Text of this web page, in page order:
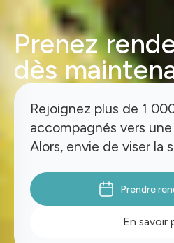
Prenez
dès
Rejoignez plus de 1
accompagnés vers
Alors, envie de viser la
Prendre
En savoir